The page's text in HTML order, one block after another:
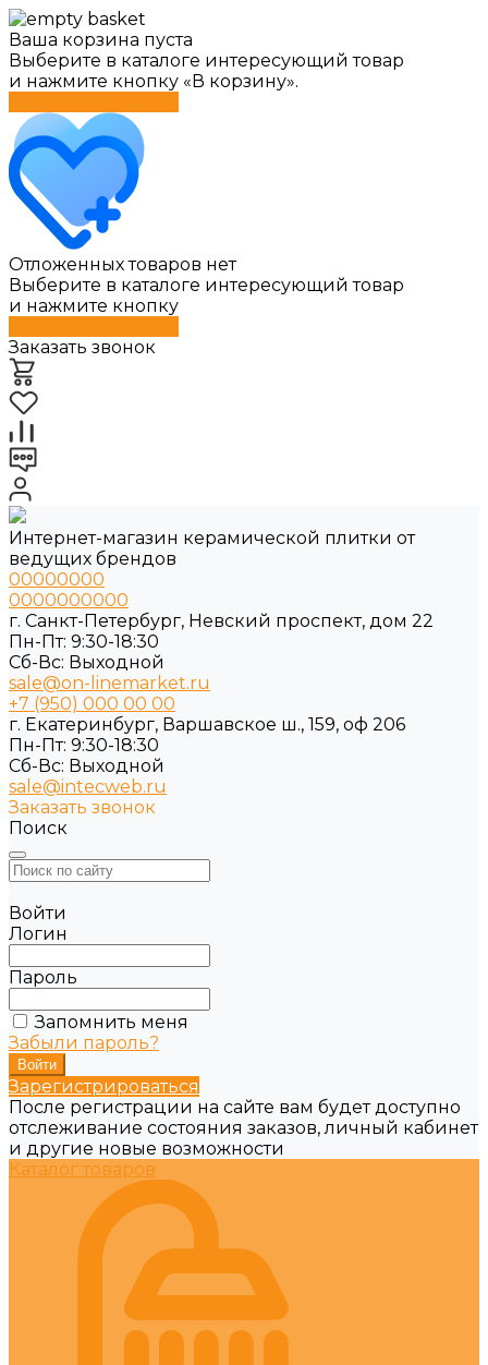
Ваша корзина пуста
Выберите в каталоге интересующий товар
и нажмите кнопку «В корзину».
Отложенных товаров нет
Выберите в каталоге интересующий товар
и нажмите кнопку
Заказать звонок
Интернет-магазин керамической плитки от
ведущих брендов
00000000
0000000000
г. Санкт-Петербург, Невский проспект, дом 22
Пн-Пт: 9:30-18:30
Cб-Вс: Выходной
sale@on-linemarket.ru
+7 (950) 000 00 00
г. Екатеринбург, Варшавское ш., 159, оф 206
Пн-Пт: 9:30-18:30
Cб-Вс: Выходной
sale@intecweb.ru
Заказать звонок
Поиск
Войти
Логин
Пароль
Запомнить меня
Забыли пароль?
Зарегистрироваться
После регистрации на сайте вам будет доступно
отслеживание состояния заказов, личный кабинет
и другие новые возможности
Каталог товаров